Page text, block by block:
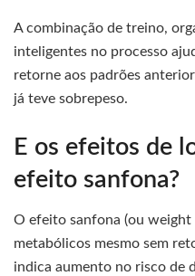
A combinação de treino,
inteligentes no processo
retorne aos padrões
já teve sobrepeso.
E os efeitos de
efeito sanfona?
O efeito sanfona (ou weight
metabólicos mesmo sem
indica aumento no risco de